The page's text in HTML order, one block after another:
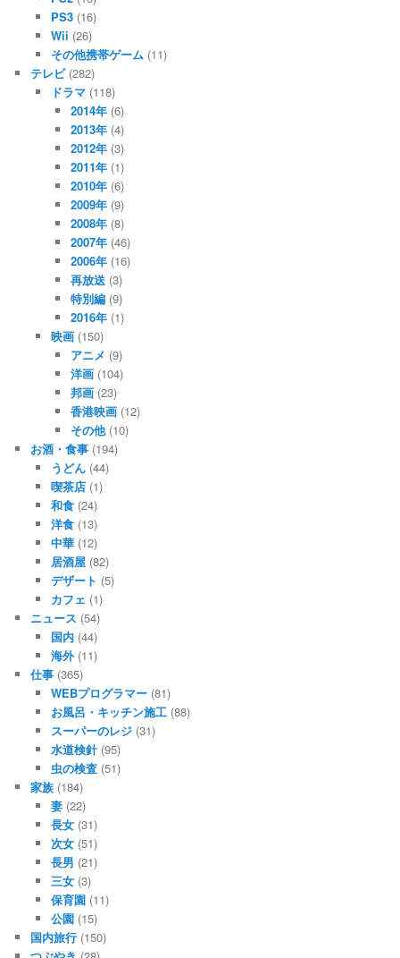
PS3(16)
Wii (26)
その他携帯ゲーム(11)
テレビ(282)
ドラマ(118)
2014年 (6)
2013年 (4)
2012年 (3)
2011年 (1)
2010年 (6)
2009年 (9)
2008年 (8)
2007年 (46)
2006年 (16)
再放送 (3)
特別編 (9)
2016年 (1)
映画(150)
アニメ (9)
洋画 (104)
邦画 (23)
香港映画 (12)
その他(10)
お酒・食事 (194)
うどん(44)
喫茶店(1)
和食(24)
洋食(13)
中華(12)
居酒屋(82)
デザート (5)
カフェ (1)
ニュース (54)
国内(44)
海外(11)
仕事 (365)
WEBプログラマー(81)
お風呂・キッチン施工(88)
スーパーのレジ(31)
水道検針(95)
虫の検査(51)
家族 (184)
妻(22)
長女(31)
次女(51)
長男 (21)
三女(3)
保育園(11)
公園(15)
国内旅行 (150)